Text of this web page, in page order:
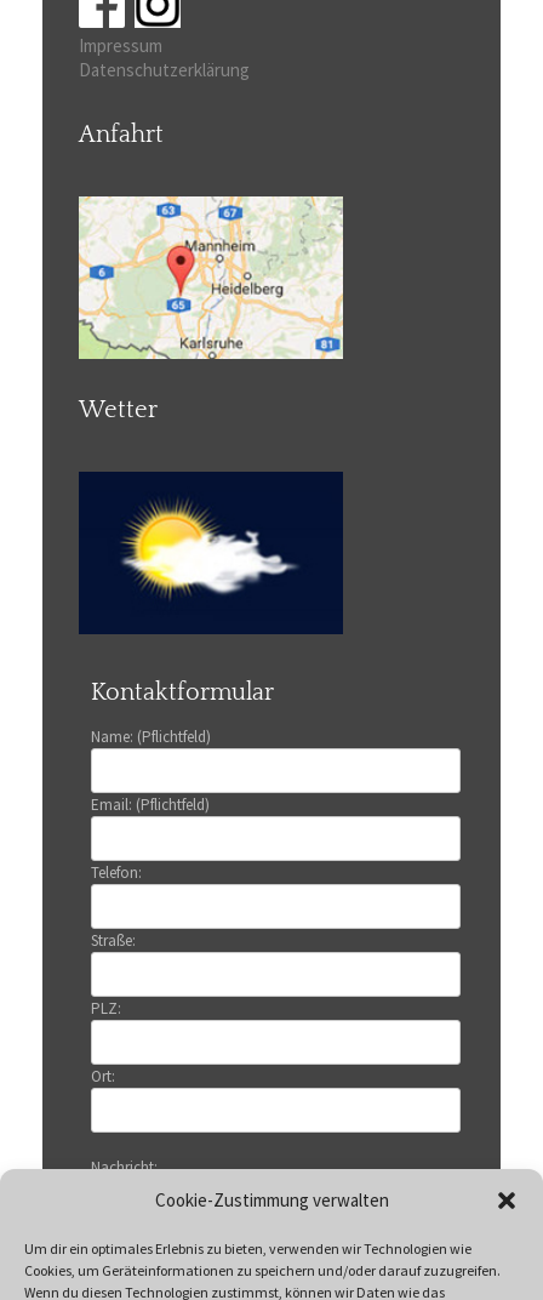
Cookie-Zustimmung verwalten
Um dir ein optimales Erlebnis zu bieten, verwenden wir Technologien wie
Cookies, um Geräteinformationen zu speichern und/oder darauf zuzugreifen.
Wenn du diesen Technologien zustimmst, können wir Daten wie das
Impressum
Datenschutzerklärung
Anfahrt
Wetter
Kontaktformular
Name: (Pflichtfeld)
Email: (Pflichtfeld)
Telefon:
Straße:
PLZ:
Ort:
Nachricht: